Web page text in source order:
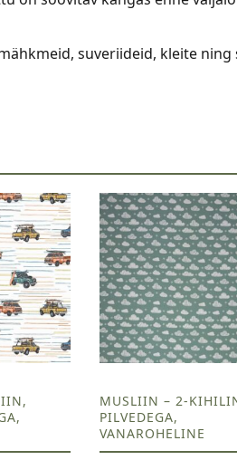
suveriideid, kleite ning
MUSLIIN – 2-
PILVEDEGA,
VANAROHELINE